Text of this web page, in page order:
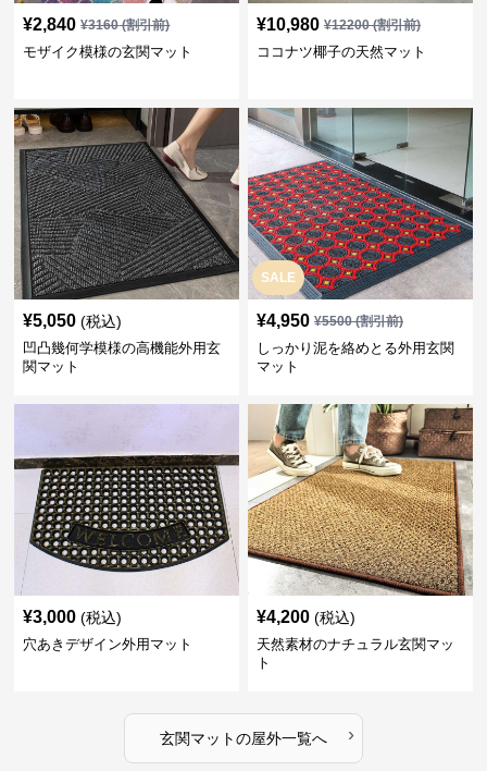
¥2,840 ¥3160(割引前)
モザイク模様の玄関マット
¥10,980 ¥12200(割引前)
ココナツ椰子の天然マット
¥5,050 (税込)
凹凸幾何学模様の高機能外用玄
関マット
SALE
¥4,950 ¥5500(割引前)
しっかり泥を絡めとる外用玄関
マット
¥3,000 (税込)
穴あきデザイン外用マット
¥4,200 (税込)
天然素材のナチュラル玄関マッ
ト
玄関マットの屋外一覧へ ›